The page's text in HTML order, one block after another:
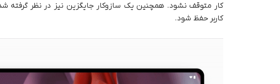
کار متوقف نشود. همچنین یک سازوکار جایگزین نیز در نظر گرفته
کاربر حفظ شود.